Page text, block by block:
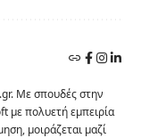
Με σπουδές στην
με πολυετή εμπειρία
μοιράζεται μαζί